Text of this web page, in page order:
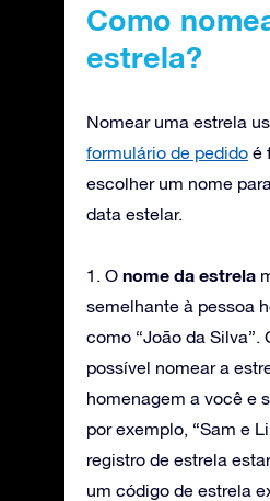
Como
estrela?
Nomear uma estrela
formulário de pedido é
escolher um nome
data estelar.
1. O nome da estrela
semelhante à pessoa
como “João da Silva”.
possível nomear a
homenagem a você e
por exemplo, “Sam e
registro de estrela
um código de estrela